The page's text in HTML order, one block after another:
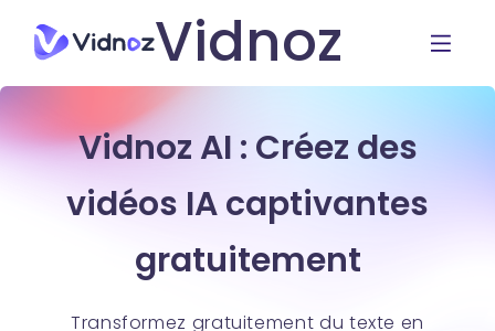
Vidnoz
Vidnoz AI : Créez des
vidéos IA captivantes
gratuitement
Transformez gratuitement du texte en